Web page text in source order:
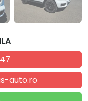
auto.ro